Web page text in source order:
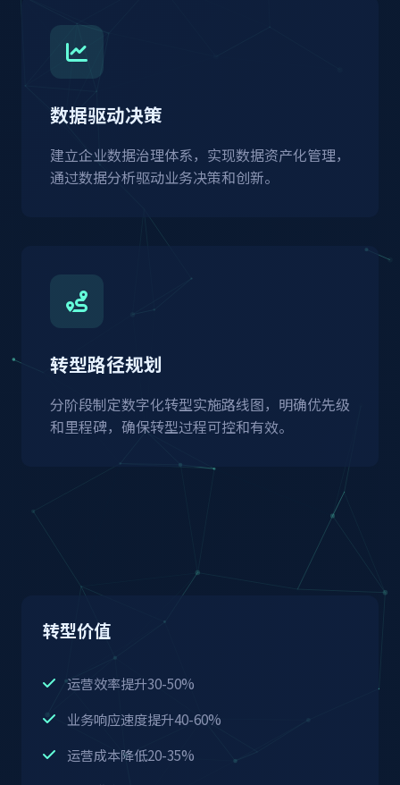
数据驱动决策
建立企业数据治理体系，实现数据资产化管理，
通过数据分析驱动业务决策和创新。
转型路径规划
分阶段制定数字化转型实施路线图，明确优先级
和里程碑，确保转型过程可控和有效。
转型价值
运营效率提升30-50%
业务响应速度提升40-60%
运营成本降低20-35%